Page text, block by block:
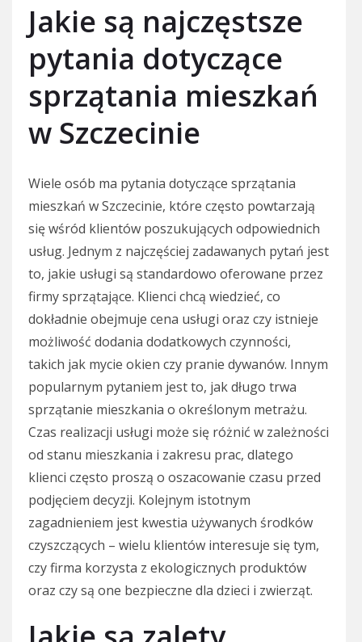
Jakie są najczęstsze
pytania dotyczące
sprzątania mieszkań
w Szczecinie
Wiele osób ma pytania dotyczące sprzątania
mieszkań w Szczecinie, które często powtarzają
się wśród klientów poszukujących odpowiednich
usług. Jednym z najczęściej zadawanych pytań jest
to, jakie usługi są standardowo oferowane przez
firmy sprzątające. Klienci chcą wiedzieć, co
dokładnie obejmuje cena usługi oraz czy istnieje
możliwość dodania dodatkowych czynności,
takich jak mycie okien czy pranie dywanów. Innym
popularnym pytaniem jest to, jak długo trwa
sprzątanie mieszkania o określonym metrażu.
Czas realizacji usługi może się różnić w zależności
od stanu mieszkania i zakresu prac, dlatego
klienci często proszą o oszacowanie czasu przed
podjęciem decyzji. Kolejnym istotnym
zagadnieniem jest kwestia używanych środków
czyszczących – wielu klientów interesuje się tym,
czy firma korzysta z ekologicznych produktów
oraz czy są one bezpieczne dla dzieci i zwierząt.